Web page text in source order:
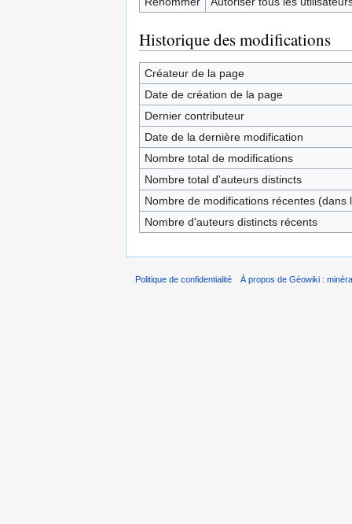
Historique des modifications
Créateur de la page
Date de création de la page
Dernier contributeur
Date de la dernière modification
Nombre total de modifications
Nombre total d'auteurs distincts
Nombre de modifications récentes (dans
Nombre d'auteurs distincts récents
Politique de confidentialité À propos de Géowiki :